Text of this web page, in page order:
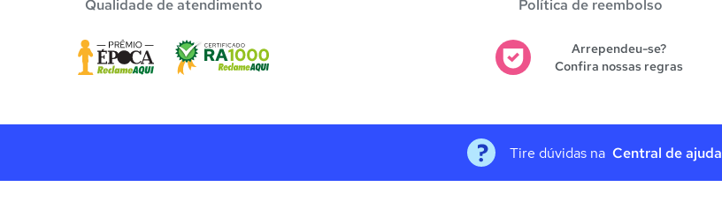
Qualidade de atendimento Política de reembolso
Arrependeu-se?
Confira nossas regras
Tire dúvidas na Central de ajuda